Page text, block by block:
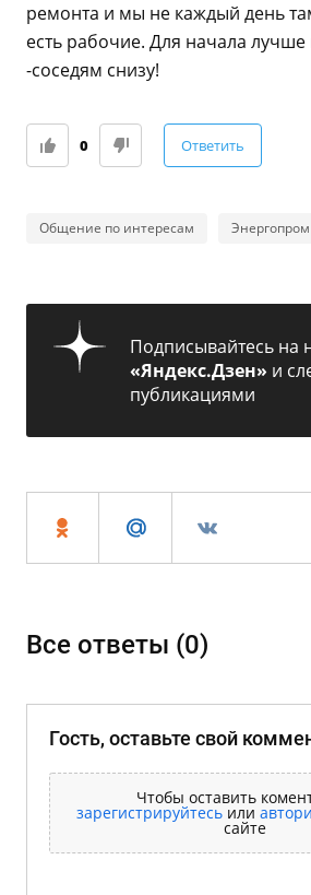
ремонта и мы не каждый день
есть рабочие. Для начала
-соседям снизу!
0 Ответить
Общение по интересам Энергопром
Подписывайтесь на
«Яндекс.Дзен» и
публикациями
Все ответы (0)
Гость, оставьте свой
Чтобы оставить
зарегистрируйтесьили
сайте